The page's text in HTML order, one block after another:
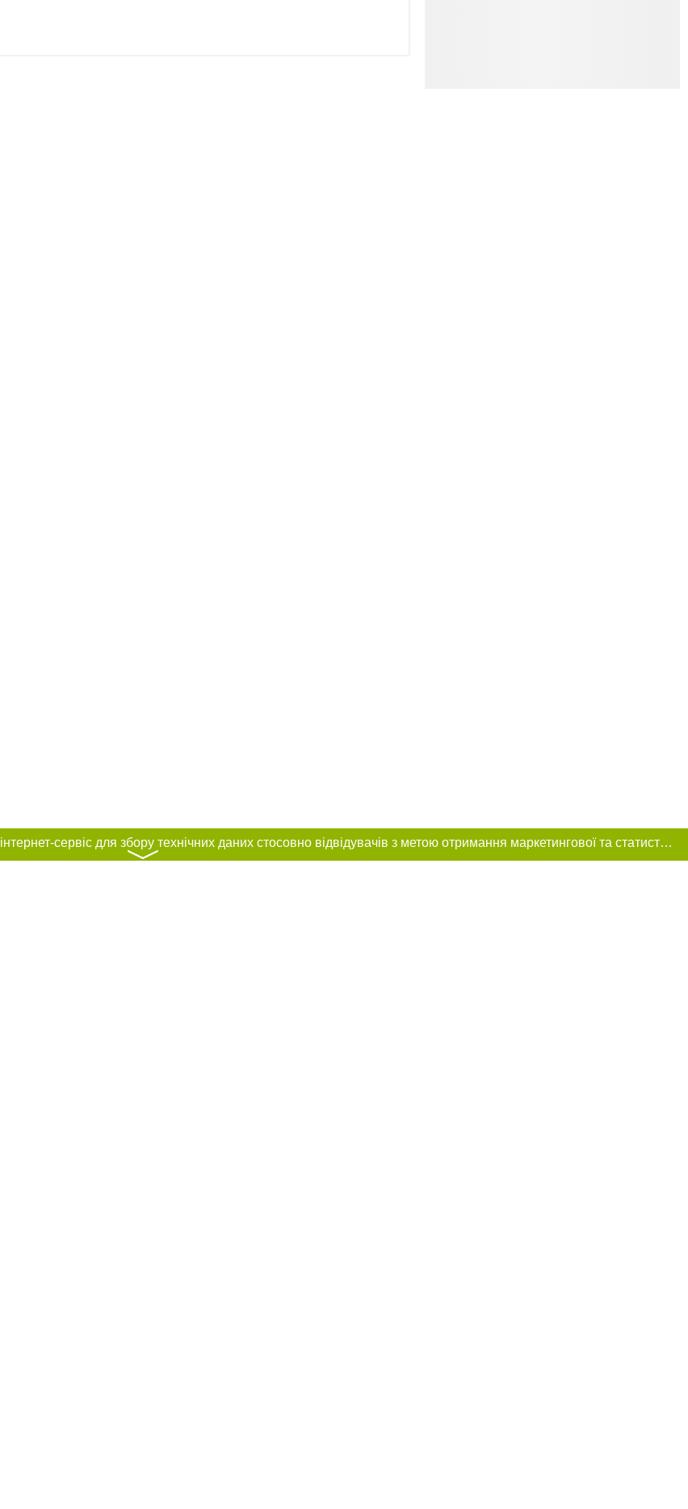
Цей сайт використовує «cookies». Також веб-сайт використовує інтернет-сервіс для збору технічних даних стосовно відвідувачів з метою отримання маркетингової та статистичної інформації. Умови обробки даних відвідувачів сайту див.
〉